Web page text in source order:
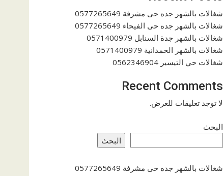
شغالات بالشهر جده حى مشرفة 0577265649
شغالات بالشهر جده حى الفيحاء 0577265649
شغالات بالشهر جدة السنابل 0571400979
شغالات بالشهر الحمدانية 0571400979
شغالات حي التيسير 0562346904
Recent Comments
لا توجد تعليقات للعرض.
البحث
البحث
شغالات بالشهر جده حى مشرفة 0577265649